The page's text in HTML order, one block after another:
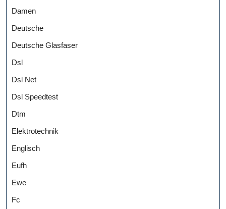
Damen
Deutsche
Deutsche Glasfaser
Dsl
Dsl Net
Dsl Speedtest
Dtm
Elektrotechnik
Englisch
Eufh
Ewe
Fc